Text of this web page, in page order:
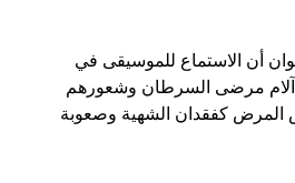
أن الاستماع للموسيقى في
آلام مرضى السرطان وشعورهم
المرض كفقدان الشهية وصعوبة